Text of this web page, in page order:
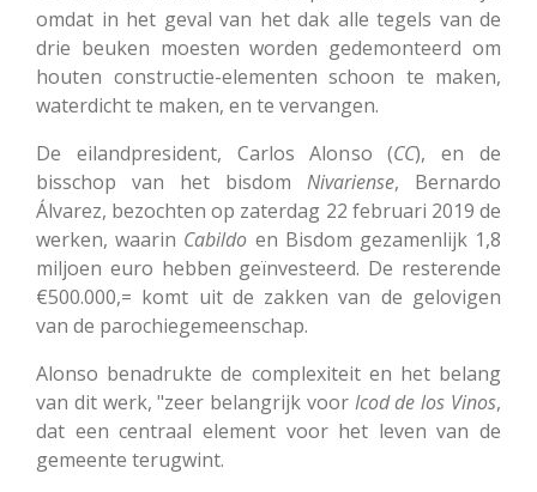
omdat in het geval van het dak alle tegels van de
drie beuken moesten worden gedemonteerd om
houten constructie-elementen schoon te maken,
waterdicht te maken, en te vervangen.
De eilandpresident, Carlos Alonso (CC), en de
bisschop van het bisdom Nivariense, Bernardo
Álvarez, bezochten op zaterdag 22 februari 2019 de
werken, waarin Cabildo en Bisdom gezamenlijk 1,8
miljoen euro hebben geïnvesteerd. De resterende
€500.000,= komt uit de zakken van de gelovigen
van de parochiegemeenschap.
Alonso benadrukte de complexiteit en het belang
van dit werk, "zeer belangrijk voor Icod de los Vinos,
dat een centraal element voor het leven van de
gemeente terugwint.